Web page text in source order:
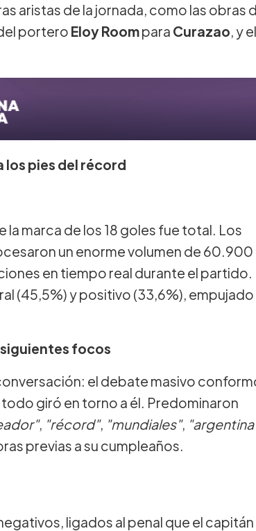
aristas de la jornada, como las obras
portero Eloy Roompara Curazao, y el
los pies del récord
marca de los 18 goles fue total. Los
un enorme volumen de 60.900
en tiempo real durante el partido.
(45,5%) y positivo (33,6%), empujado
focos
el debate masivo
giró en torno a él. Predominaron
, "récord", "mundiales",
previas a su cumpleaños.
ligados al penal que el capitán